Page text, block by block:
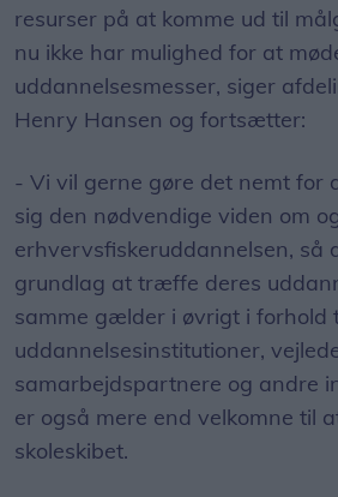
resurser på at komme ud til
nu ikke har mulighed for at
uddannelsesmesser, siger
Henry Hansen og fortsætter:
- Vi vil gerne gøre det nemt for
sig den nødvendige viden om
erhvervsfiskeruddannelsen, så
grundlag at træffe deres
samme gælder i øvrigt i forhold
uddannelsesinstitutioner,
samarbejdspartnere og andre
er også mere end velkomne til
skoleskibet.